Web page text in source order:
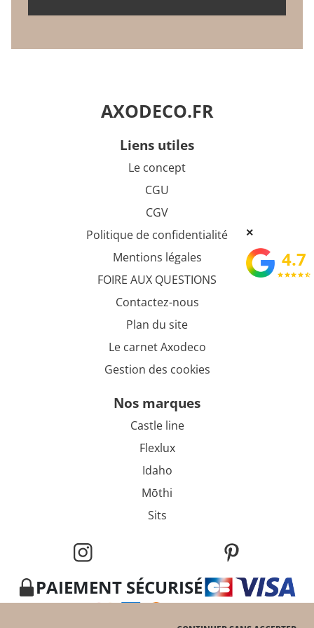
AXODECO.FR
liens utiles
Le concept
CGU
CGV
Politique de confidentialité
Mentions légales
FOIRE AUX QUESTIONS
Contactez-nous
Plan du site
Le carnet Axodeco
Gestion des cookies
nos marques
Castle line
Flexlux
Idaho
Mōthi
Sits
PAIEMENT SÉCURISÉ
×
4.7
star starstar star star_half